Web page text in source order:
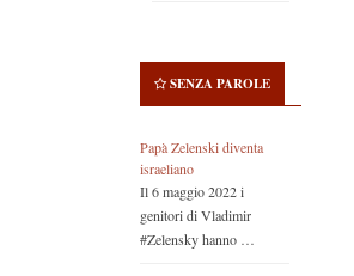
SENZA PAROLE
Papà Zelenski diventa
israeliano
Il 6 maggio 2022 i
genitori di Vladimir
#Zelensky hanno …